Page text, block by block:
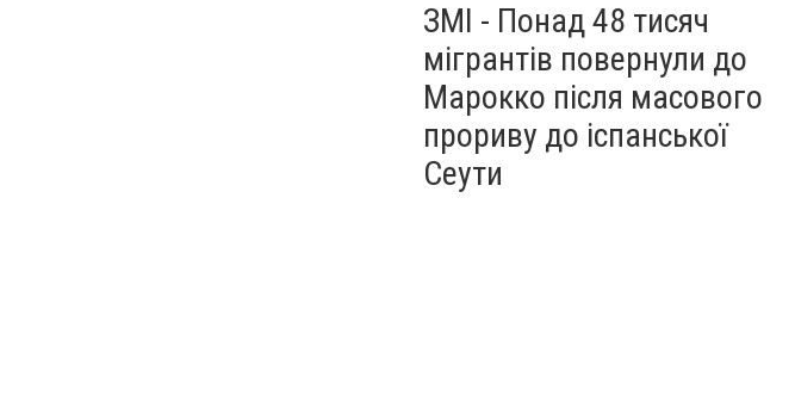
ЗМІ - Понад 48 тисяч
мігрантів повернули до
Марокко після масового
прориву до іспанської
Сеути